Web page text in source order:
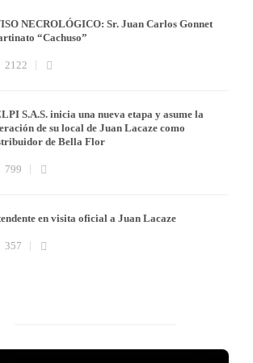
NECROLÓGICO: Sr. Juan Carlos Gonnet
“Cachuso”
2122
S.A.S. inicia una nueva etapa y asume la
de su local de Juan Lacaze como
de Bella Flor
799
en visita oficial a Juan Lacaze
357